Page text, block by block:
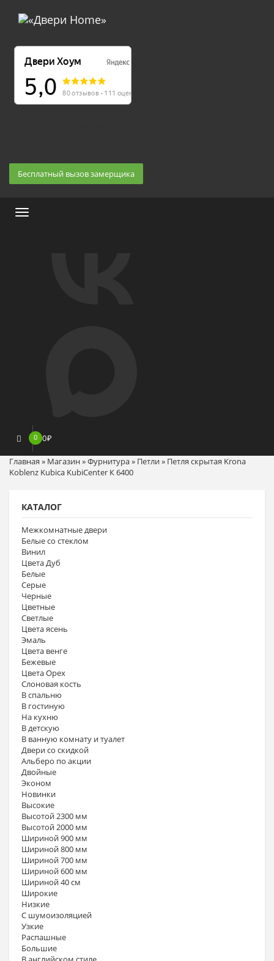
Бесплатный вызов замерщика
Меню
0 0₽
Главная » Магазин»Фурнитура» Петли» Петля скрытая Krona
Koblenz Kubica KubiCenter К 6400
КАТАЛОГ
Межкомнатные двери
Белые со стеклом
Винил
Цвета Дуб
Белые
Серые
Черные
Цветные
Светлые
Цвета ясень
Эмаль
Цвета венге
Бежевые
Цвета Орех
Слоновая кость
В спальню
В гостиную
На кухню
В детскую
В ванную комнату и туалет
Двери со скидкой
Альберо по акции
Двойные
Эконом
Новинки
Высокие
Высотой 2300 мм
Высотой 2000 мм
Шириной 900 мм
Шириной 800 мм
Шириной 700 мм
Шириной 600 мм
Шириной 40 см
Широкие
Низкие
С шумоизоляцией
Узкие
Распашные
Большие